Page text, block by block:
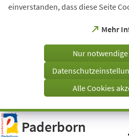
Visuelle
Assistenzsoftware
öffnen.
einverstanden, dass diese Seite
Mehr
(Öffnet
einem
Tab)
Nur
Alle Cookies
Paderborn